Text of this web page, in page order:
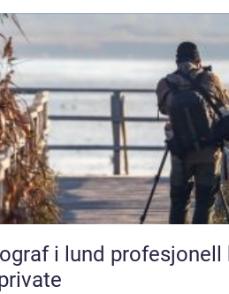
profesjonell kvalitet for bedrifter